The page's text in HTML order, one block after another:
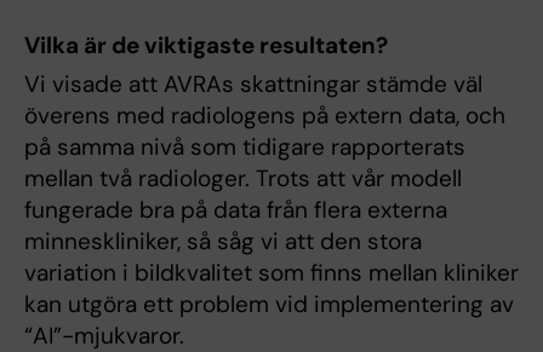
Vilka är de viktigaste resultaten?
Vi visade att AVRAs skattningar stämde väl
överens med radiologens på extern data, och
på samma nivå som tidigare rapporterats
mellan två radiologer. Trots att vår modell
fungerade bra på data från flera externa
minneskliniker, så såg vi att den stora
variation i bildkvalitet som finns mellan kliniker
kan utgöra ett problem vid implementering av
“AI”-mjukvaror.